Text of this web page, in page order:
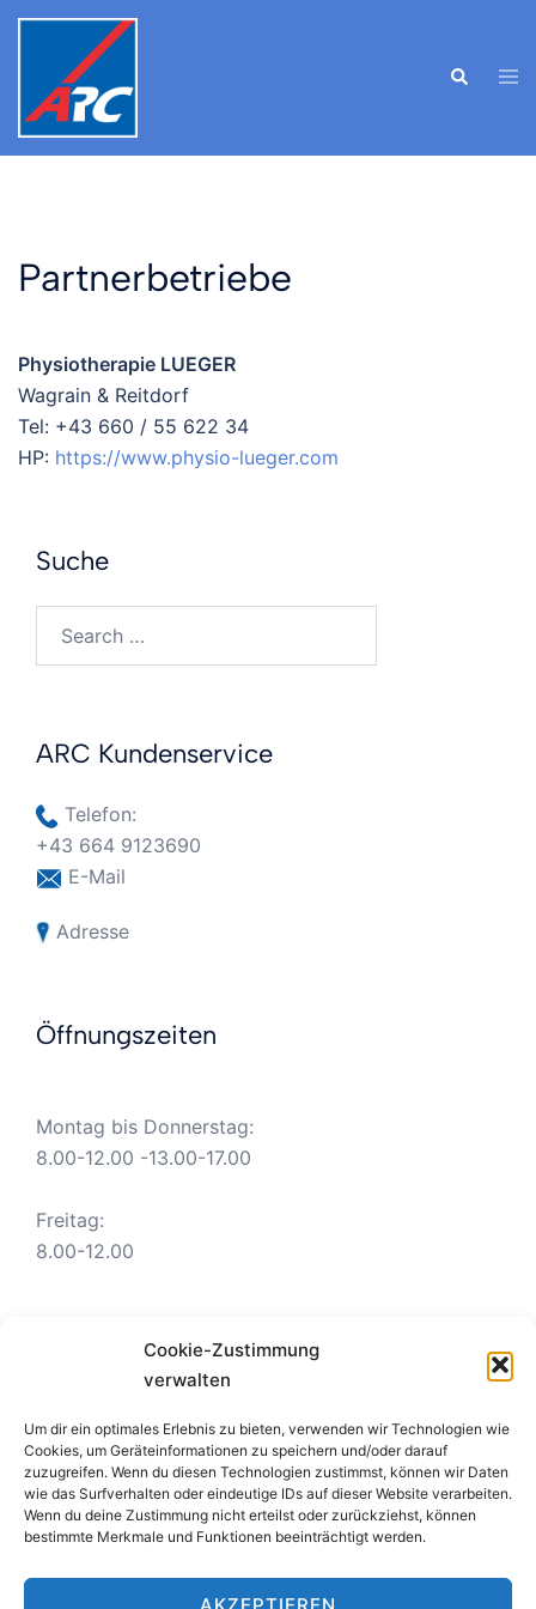
Cookie-Zustimmung
verwalten
Um dir ein optimales Erlebnis zu bieten, verwenden wir Technologien wie
Cookies, um Geräteinformationen zu speichern und/oder darauf
zuzugreifen. Wenn du diesen Technologien zustimmst, können wir Daten
wie das Surfverhalten oder eindeutige IDs auf dieser Website verarbeiten.
Wenn du deine Zustimmung nicht erteilst oder zurückziehst, können
bestimmte Merkmale und Funktionen beeinträchtigt werden.
AKZEPTIEREN
Skip
content
Search
Partnerbetriebe
Physiotherapie LUEGER
Wagrain & Reitdorf
Tel: +43 660 / 55 622 34
HP: https://www.physio-lueger.com
Suche
ARC Kundenservice
Telefon:
+43 664 9123690
E-Mail
Adresse
Öffnungszeiten
Montag bis Donnerstag:
8.00-12.00 -13.00-17.00
Freitag:
8.00-12.00
Was möchten Sie tun
Online Anfrage
Formulare finden